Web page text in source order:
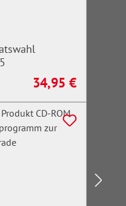
Regulärer Preis:
34,95 €